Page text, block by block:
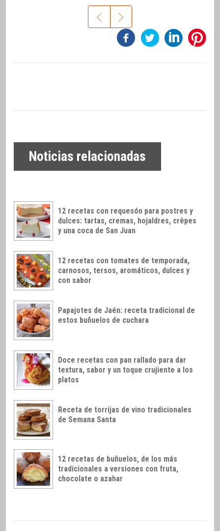
Noticias relacionadas
12 recetas con requesón para postres y
dulces: tartas, cremas, hojaldres, crêpes
y una coca de San Juan
12 recetas con tomates de temporada,
carnosos, tersos, aromáticos, dulces y
con sabor
Papajotes de Jaén: receta tradicional de
estos buñuelos de cuchara
Doce recetas con pan rallado para dar
textura, sabor y un toque crujiente a los
platos
Receta de torrijas de vino tradicionales
de Semana Santa
12 recetas de buñuelos, de los más
tradicionales a versiones con fruta,
chocolate o azahar